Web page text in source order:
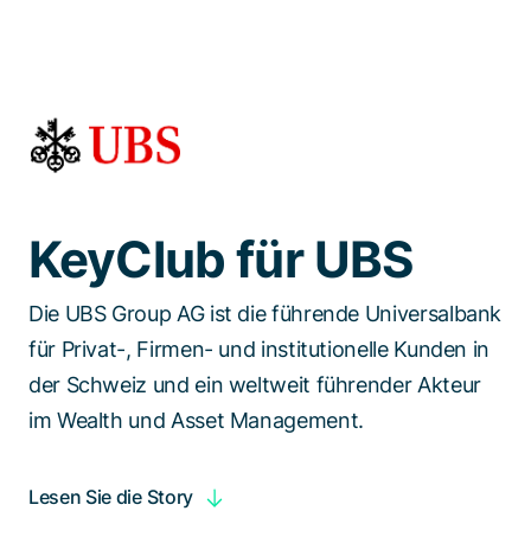
Spezialisten kontaktieren
KeyClub für UBS
Die UBS Group AG ist die führende Universalbank
für Privat-, Firmen- und institutionelle Kunden in
der Schweiz und ein weltweit führender Akteur
im Wealth und Asset Management.
Lesen Sie die Story